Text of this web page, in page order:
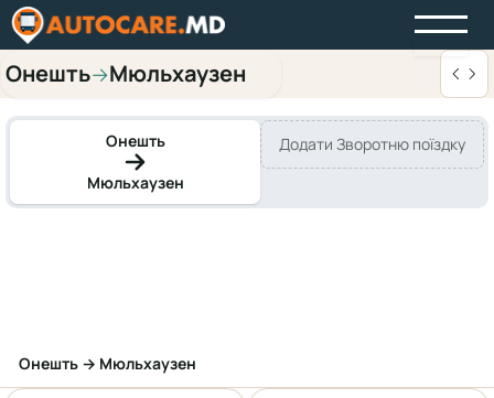
Онешть→Мюльхаузен
Онешть
Мюльхаузен
Додати Зворотню поїздку
Онешть → Мюльхаузен